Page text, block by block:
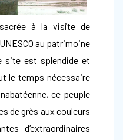
à la visite de
au patrimoine
site est splendide et
le temps nécessaire
nabatéenne, ce peuple
de grès aux couleurs
d’extraordinaires